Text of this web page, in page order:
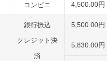
コンビニ
4,500.00円
銀行振込
クレジット決
済
5,500.00円
5,830.00円